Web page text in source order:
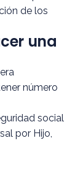
de los
una
número
social
por Hijo,